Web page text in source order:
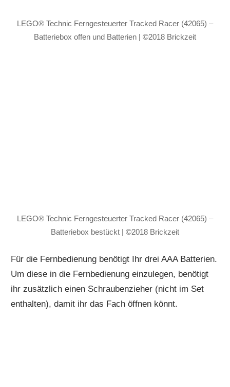
LEGO® Technic Ferngesteuerter Tracked Racer (42065) –
Batteriebox offen und Batterien | ©2018 Brickzeit
LEGO® Technic Ferngesteuerter Tracked Racer (42065) –
Batteriebox bestückt | ©2018 Brickzeit
Für die Fernbedienung benötigt Ihr drei AAA Batterien.
Um diese in die Fernbedienung einzulegen, benötigt
ihr zusätzlich einen Schraubenzieher (nicht im Set
enthalten), damit ihr das Fach öffnen könnt.